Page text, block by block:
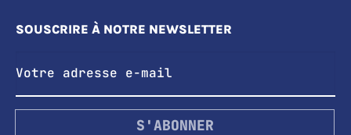
SOUSCRIRE À NOTRE NEWSLETTER
S'ABONNER